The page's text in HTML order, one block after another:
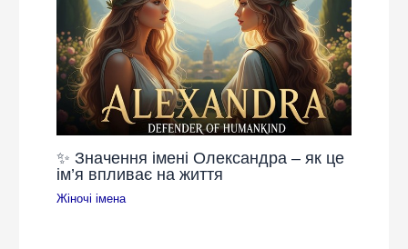
✨ Значення імені Олександра – як це
ім’я впливає на життя
Жіночі імена